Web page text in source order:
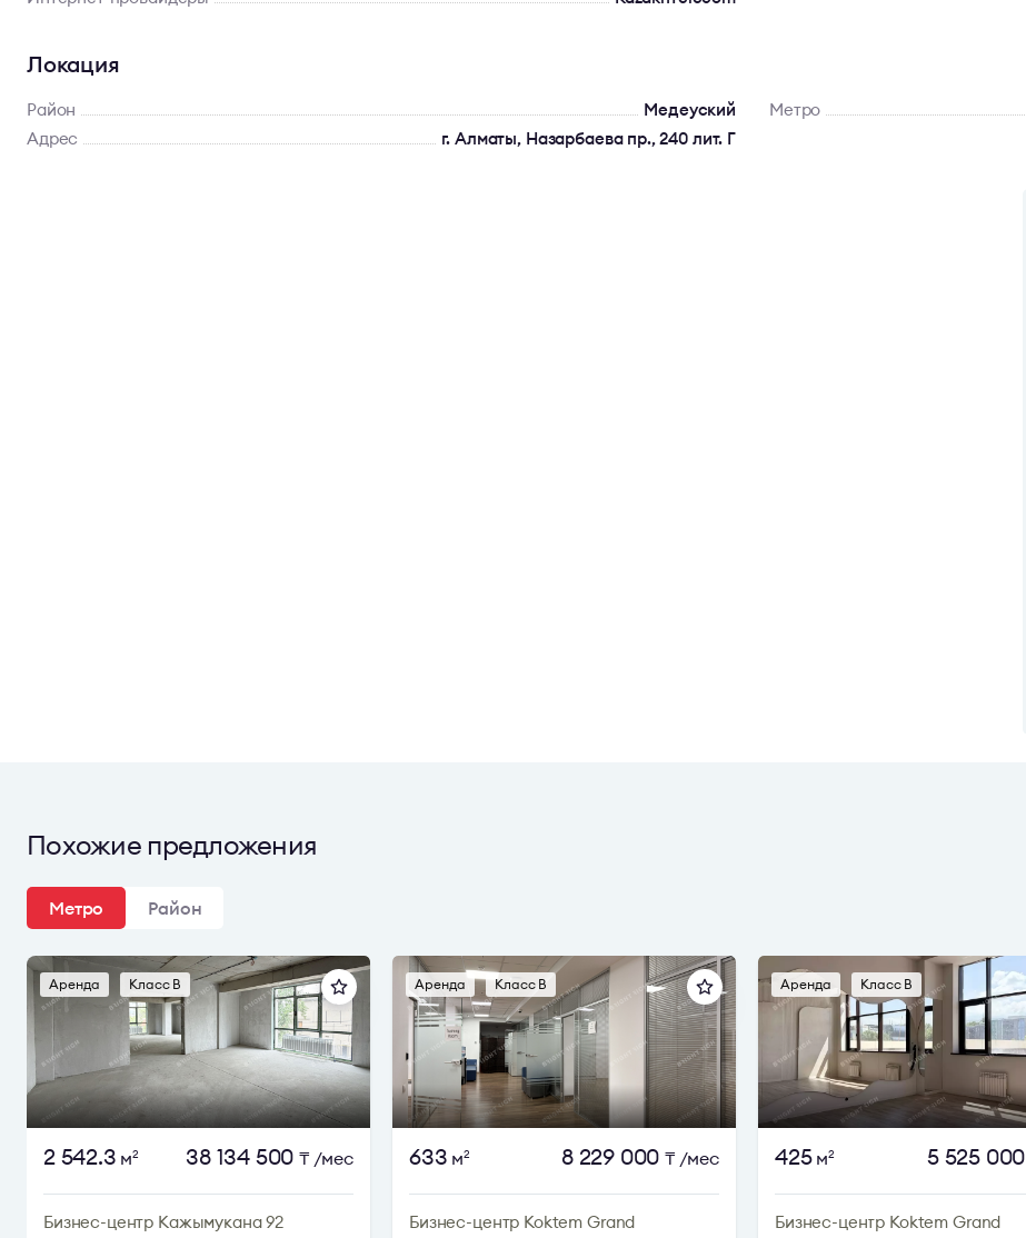
Локация
Район Медеуский Метро
Адрес
г. Алматы, Назарбаева пр., 240 лит. Г
Похожие предложения
Метро Район
Аренда Класс B
2 542.3 м2 38 134 500 ₸ /мес
Бизнес-центр Кажымукана 92
Аренда Класс B
633 м2 8 229 000 ₸ /мес
Бизнес-центр Koktem Grand
Аренда Класс B
425м2 5 525 000
Бизнес-центр Koktem Grand